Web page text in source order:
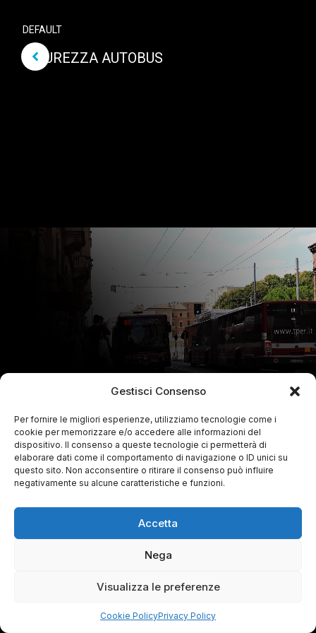
Gestisci Consenso
Per fornire le migliori esperienze, utilizziamo tecnologie come i
cookie per memorizzare e/o accedere alle informazioni del
dispositivo. Il consenso a queste tecnologie ci permetterà di
elaborare dati come il comportamento di navigazione o ID unici su
questo sito. Non acconsentire o ritirare il consenso può influire
negativamente su alcune caratteristiche e funzioni.
Accetta
Nega
Visualizza le preferenze
Cookie PolicyPrivacy Policy